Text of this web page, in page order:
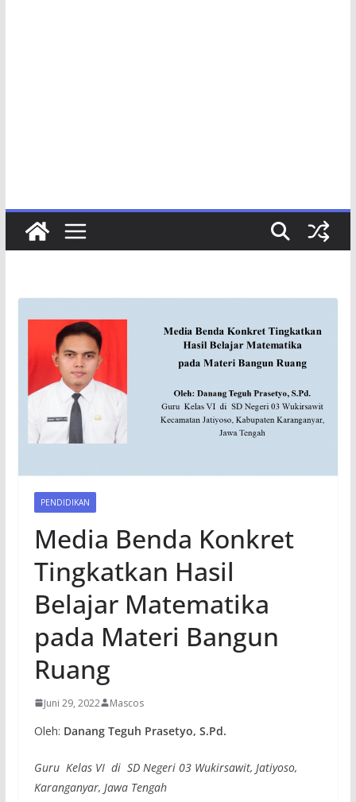
PENDIDIKAN
Media Benda Konkret
Tingkatkan Hasil
Belajar Matematika
pada Materi Bangun
Ruang
Juni 29, 2022 Mascos
Oleh: Danang Teguh Prasetyo, S.Pd.
Guru Kelas VI di SD Negeri 03 Wukirsawit, Jatiyoso,
Karanganyar, Jawa Tengah